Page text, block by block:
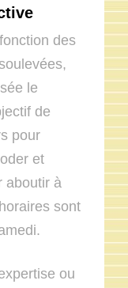
des
le
de
pour
et
aboutir à
sont
ou